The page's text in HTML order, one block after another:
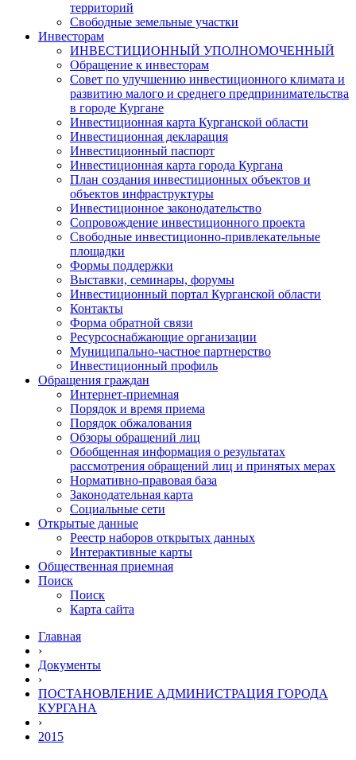
территорий
Свободные земельные участки
Инвесторам
ИНВЕСТИЦИОННЫЙ УПОЛНОМОЧЕННЫЙ
Обращение к инвесторам
Совет по улучшению инвестиционного климата и
развитию малого и среднего предпринимательства
в городе Кургане
Инвестиционная карта Курганской области
Инвестиционная декларация
Инвестиционный паспорт
Инвестиционная карта города Кургана
План создания инвестиционных объектов и
объектов инфраструктуры
Инвестиционное законодательство
Сопровождение инвестиционного проекта
Свободные инвестиционно-привлекательные
площадки
Формы поддержки
Выставки, семинары, форумы
Инвестиционный портал Курганской области
Контакты
Форма обратной связи
Ресурсоснабжающие организации
Муниципально-частное партнерство
Инвестиционный профиль
Обращения граждан
Интернет-приемная
Порядок и время приема
Порядок обжалования
Обзоры обращений лиц
Обобщенная информация о результатах
рассмотрения обращений лиц и принятых мерах
Нормативно-правовая база
Законодательная карта
Социальные сети
Открытые данные
Реестр наборов открытых данных
Интерактивные карты
Общественная приемная
Поиск
Поиск
Карта сайта
Главная
›
Документы
›
ПОСТАНОВЛЕНИЕ АДМИНИСТРАЦИЯ ГОРОДА
КУРГАНА
›
2015